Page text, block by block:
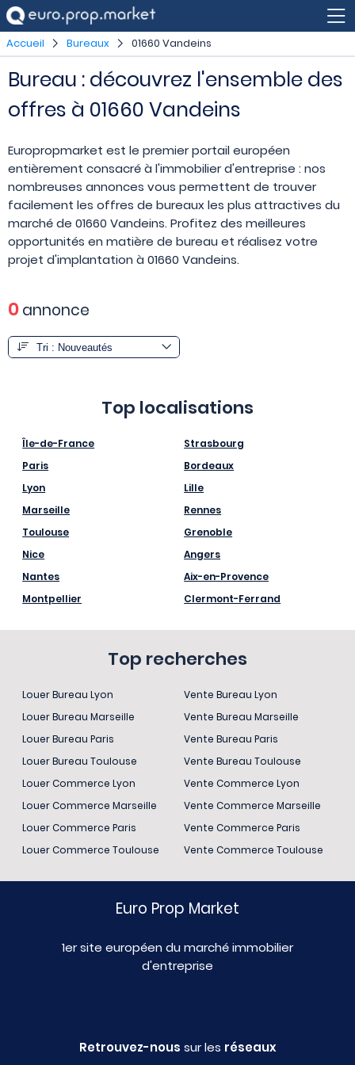
Accueil Bureaux 01660 Vandeins
Bureau : découvrez l'ensemble des
offres à 01660 Vandeins
Europropmarket est le premier portail européen
entièrement consacré à l'immobilier d'entreprise : nos
nombreuses annonces vous permettent de trouver
facilement les offres de bureaux les plus attractives du
marché de 01660 Vandeins. Profitez des meilleures
opportunités en matière de bureau et réalisez votre
projet d'implantation à 01660 Vandeins.
0annonce
Top localisations
Île-de-France
Paris
Lyon
Marseille
Toulouse
Nice
Nantes
Montpellier
Strasbourg
Bordeaux
Lille
Rennes
Grenoble
Angers
Aix-en-Provence
Clermont-Ferrand
Top recherches
Louer Bureau Lyon
Louer Bureau Marseille
Louer Bureau Paris
Louer Bureau Toulouse
Louer Commerce Lyon
Louer Commerce Marseille
Louer Commerce Paris
Louer Commerce Toulouse
Vente Bureau Lyon
Vente Bureau Marseille
Vente Bureau Paris
Vente Bureau Toulouse
Vente Commerce Lyon
Vente Commerce Marseille
Vente Commerce Paris
Vente Commerce Toulouse
Euro Prop Market
1er site européen du marché immobilier
d'entreprise
Retrouvez-nous sur les réseaux